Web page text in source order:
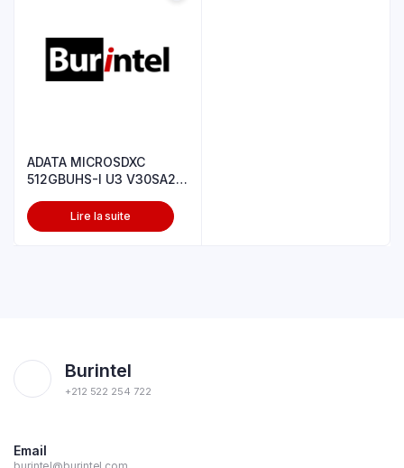
ADATA MICROSDXC
512GBUHS-I U3 V30SA2-
Lire la suite
Burintel
+212 522 254 722
Email